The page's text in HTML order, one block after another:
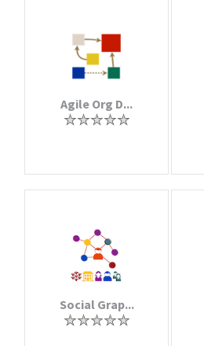
Agile Org D...
Social Grap...